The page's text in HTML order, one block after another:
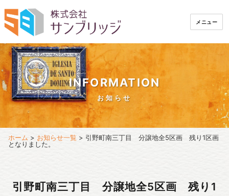
メニュー
INFORMATION
お知らせ
ホーム > お知らせ一覧 > 引野町南三丁目 分譲地全5区画 残り1区画
となりました。
引野町南三丁目 分譲地全5区画 残り1